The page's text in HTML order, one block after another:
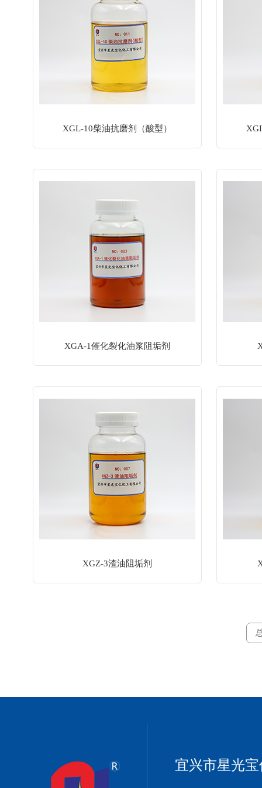
XGL-10柴油抗磨剂（酸型）
XGA-1催化裂化油浆阻垢剂
XGZ-3渣油阻垢剂
宜兴市星光